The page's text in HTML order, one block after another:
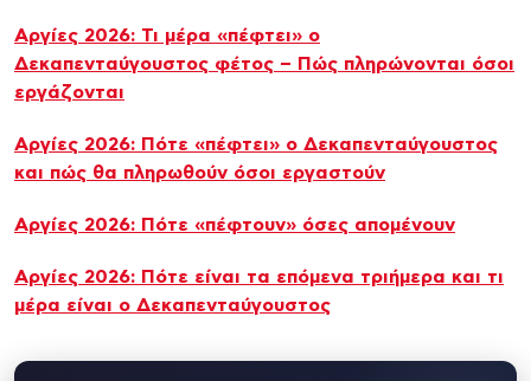
Αργίες 2026: Τι μέρα «πέφτει» ο
Δεκαπενταύγουστος φέτος – Πώς πληρώνονται όσοι
εργάζονται
Αργίες 2026: Πότε «πέφτει» ο Δεκαπενταύγουστος
και πώς θα πληρωθούν όσοι εργαστούν
Αργίες 2026: Πότε «πέφτουν» όσες απομένουν
Αργίες 2026: Πότε είναι τα επόμενα τριήμερα και τι
μέρα είναι ο Δεκαπενταύγουστος